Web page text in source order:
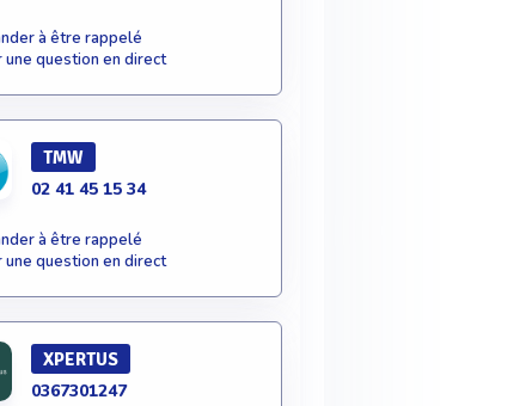
à être rappelé
une question en direct
TMW
02 41 45 15 34
à être rappelé
une question en direct
XPERTUS
0367301247